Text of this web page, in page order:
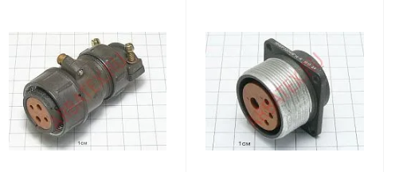
Купить в 1 клик Сравнение
В избранное
В
наличии
Купить в 1 клик Сравнение
В избранное
В
наличии